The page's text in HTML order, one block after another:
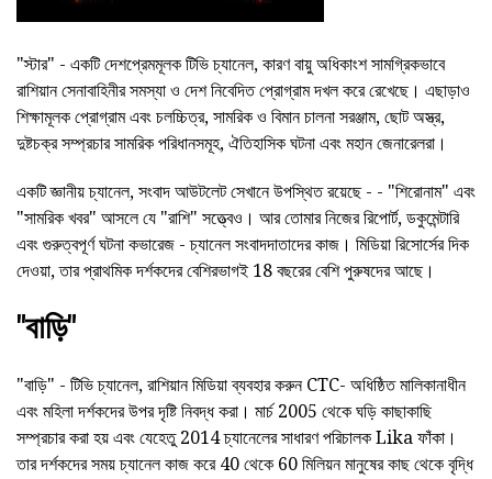
"স্টার" - একটি দেশপ্রেমমূলক টিভি চ্যানেল, কারণ বায়ু অধিকাংশ সামগ্রিকভাবে
রাশিয়ান সেনাবাহিনীর সমস্যা ও দেশ নিবেদিত প্রোগ্রাম দখল করে রেখেছে। এছাড়াও
শিক্ষামূলক প্রোগ্রাম এবং চলচ্চিত্র, সামরিক ও বিমান চালনা সরঞ্জাম, ছোট অস্ত্র,
দুষ্টচক্র সম্প্রচার সামরিক পরিধানসমূহ, ঐতিহাসিক ঘটনা এবং মহান জেনারেলরা।
একটি জ্ঞানীয় চ্যানেল, সংবাদ আউটলেট সেখানে উপস্থিত রয়েছে - - "শিরোনাম" এবং
"সামরিক খবর" আসলে যে "রাশি" সত্ত্বেও। আর তোমার নিজের রিপোর্ট, ডকুমেন্টারি
এবং গুরুত্বপূর্ণ ঘটনা কভারেজ - চ্যানেল সংবাদদাতাদের কাজ। মিডিয়া রিসোর্সের দিক
দেওয়া, তার প্রাথমিক দর্শকদের বেশিরভাগই 18 বছরের বেশি পুরুষদের আছে।
"বাড়ি"
"বাড়ি" - টিভি চ্যানেল, রাশিয়ান মিডিয়া ব্যবহার করুন CTC- অধিষ্ঠিত মালিকানাধীন
এবং মহিলা দর্শকদের উপর দৃষ্টি নিবদ্ধ করা। মার্চ 2005 থেকে ঘড়ি কাছাকাছি
সম্প্রচার করা হয় এবং যেহেতু 2014 চ্যানেলের সাধারণ পরিচালক Lika ফাঁকা।
তার দর্শকদের সময় চ্যানেল কাজ করে 40 থেকে 60 মিলিয়ন মানুষের কাছ থেকে বৃদ্ধি